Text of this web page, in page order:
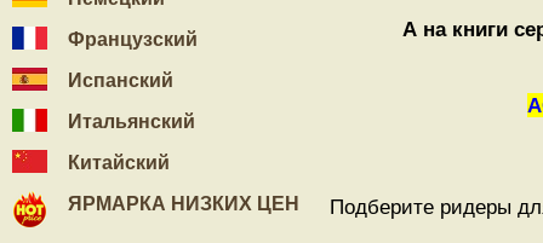
Французский
Испанский
Итальянский
Китайский
ЯРМАРКА НИЗКИХ ЦЕН
А на книги
Подберите ридеры